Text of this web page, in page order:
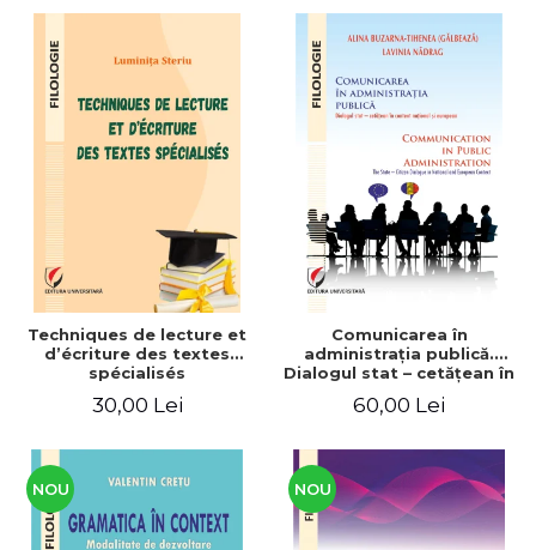
Techniques de lecture et
d’écriture des textes
spécialisés
30,00 Lei
Comunicarea în
administraţia publică.
Dialogul stat – cetăţean în
european / Communication
The state-citizen dialogue
in national and European
context
60,00 Lei
NOU NOU